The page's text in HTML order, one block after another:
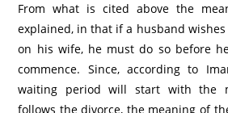
From what is cited above the
explained, in that if a husband
on his wife, he must do so before
commence. Since, according to
waiting period will start with the
follows the divorce, the meaning of